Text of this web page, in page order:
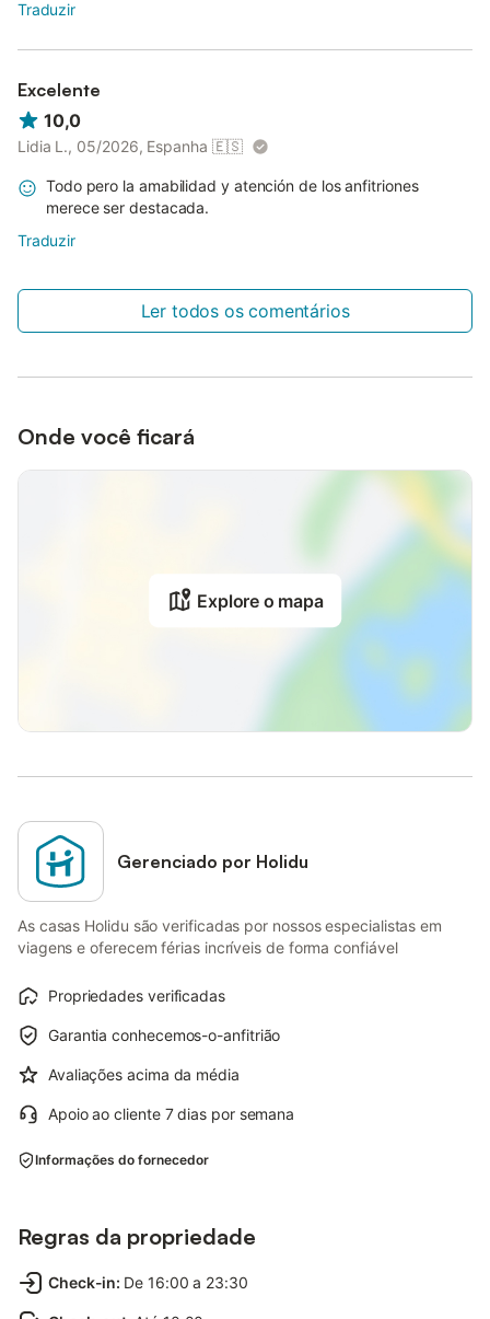
Traduzir
Excelente
10,0
Lidia L., 05/2026, Espanha 🇪🇸
Todo pero la amabilidad y atención de los anfitriones
merece ser destacada.
Traduzir
Ler todos os comentários
Onde você ficará
Explore o mapa
Gerenciado por Holidu
As casas Holidu são verificadas por nossos especialistas em
viagens e oferecem férias incríveis de forma confiável
Propriedades verificadas
Garantia conhecemos-o-anfitrião
Avaliações acima da média
Apoio ao cliente 7 dias por semana
Informações do fornecedor
Regras da propriedade
Check-in: De 16:00 a 23:30